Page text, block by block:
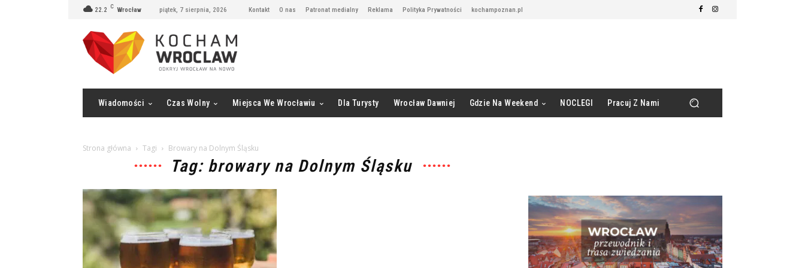
22.2 C Wrocław piątek, 7 sierpnia, 2026 Kontakt O nas Patronat medialny Reklama Polityka Prywatności kochampoznan.pl
Wiadomości Czas Wolny Miejsca We Wrocławiu Dla Turysty Wrocław Dawniej Gdzie Na Weekend NOCLEGI Pracuj Z Nami
Strona główna Tagi Browary na Dolnym Śląsku
Tag: browary na Dolnym Śląsku